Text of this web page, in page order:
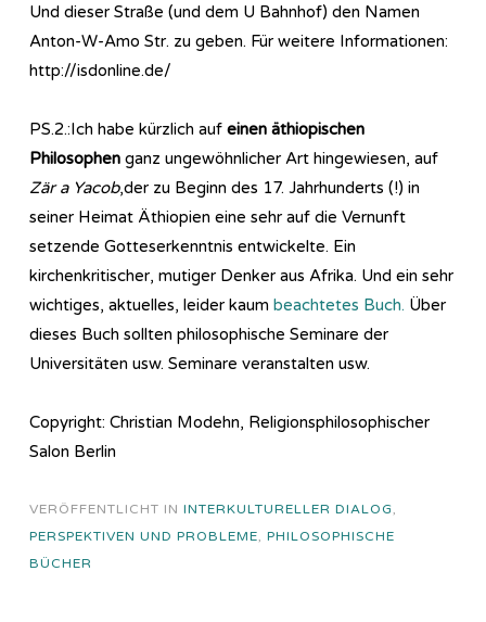
Und dieser Straße (und dem U Bahnhof) den Namen
Anton-W-Amo Str. zu geben. Für weitere Informationen:
http://isdonline.de/
PS.2.:Ich habe kürzlich auf einen äthiopischen
Philosophen ganz ungewöhnlicher Art hingewiesen, auf
Zär a Yacob,der zu Beginn des 17. Jahrhunderts (!) in
seiner Heimat Äthiopien eine sehr auf die Vernunft
setzende Gotteserkenntnis entwickelte. Ein
kirchenkritischer, mutiger Denker aus Afrika. Und ein sehr
wichtiges, aktuelles, leider kaum beachtetes Buch. Über
dieses Buch sollten philosophische Seminare der
Universitäten usw. Seminare veranstalten usw.
Copyright: Christian Modehn, Religionsphilosophischer
Salon Berlin
VERÖFFENTLICHT IN INTERKULTURELLER DIALOG,
PERSPEKTIVEN UND PROBLEME, PHILOSOPHISCHE
BÜCHER